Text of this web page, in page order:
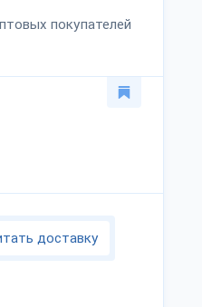
покупателей
доставку